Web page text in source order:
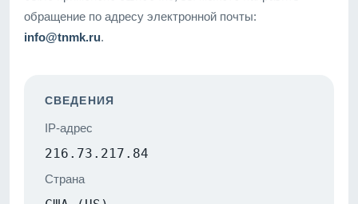
обращение по адресу электронной почты:
info@tnmk.ru.
СВЕДЕНИЯ
IP-адрес
216.73.217.84
Страна